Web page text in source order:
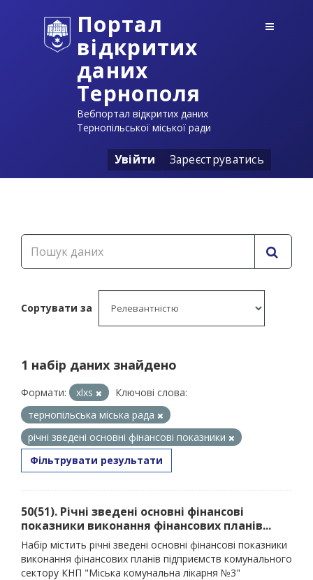
Портал
відкритих
даних
Тернополя
Вебпортал відкритих даних
Тернопільської міської ради
Увійти Зареєструватись
Сортувати за
1 набір даних знайдено
Формати: xlxs
Ключові слова:
тернопільська міська рада
річні зведені основні фінансові показники
Фільтрувати результати
50(51). Річні зведені основні фінансові
показники виконання фінансових планів...
Набір містить річні зведені основні фінансові показники
виконання фінансових планів підприємств комунального
сектору КНП "Міська комунальна лікарня №3"